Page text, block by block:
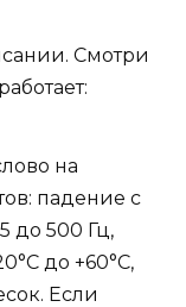
Смотри
на
падение с
до 500 Гц,
до +60°C,
Если